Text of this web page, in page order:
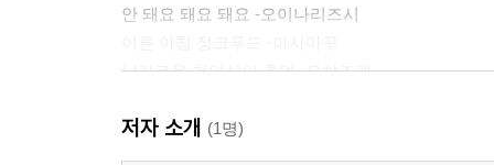
안 돼요 돼요 돼요 -오이나리즈시
날카로운 첫인상의 추억 -오챠즈케
◎ 싱글의 소박한 도쿄나들이 <슈퍼마켓 장보기>
저자 소개 (1명)